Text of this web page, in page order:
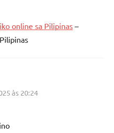
online sa Pilipinas–
às 20:24